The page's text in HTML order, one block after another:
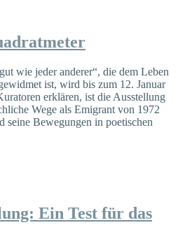
wie jeder anderer“, die dem Leben
ist, wird bis zum 12. Januar
erklären, ist die Ausstellung
Wege als Emigrant von 1972
seine Bewegungen in poetischen
Ein Test für das